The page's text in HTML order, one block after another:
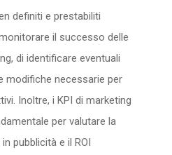
definiti e prestabiliti
il successo delle
di identificare eventuali
modifiche necessarie per
Inoltre, i KPI di marketing
per valutare la
pubblicità e il ROI